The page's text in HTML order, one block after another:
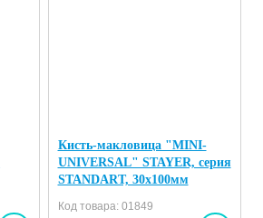
Кисть-макловица "MINI-
UNIVERSAL" STAYER, серия
STANDART, 30x100мм
Код товара: 01849